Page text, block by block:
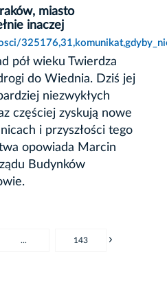
miasto
inaczej
pół wieku Twierdza
do Wiednia. Dziś jej
niezwykłych
częściej zyskują nowe
i przyszłości tego
opowiada Marcin
Budynków
... 143